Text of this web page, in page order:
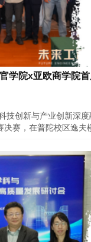
学院x亚欧商学院
技创新与产业创新深
赛，在普陀校区逸
的决赛舞台。他们
答辩”展开巅峰对决，